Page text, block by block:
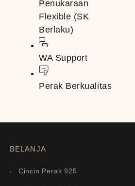
Penukaraan
Flexible (SK
Berlaku)
WA Support
Perak Berkualitas
BELANJA
Cincin Perak 925